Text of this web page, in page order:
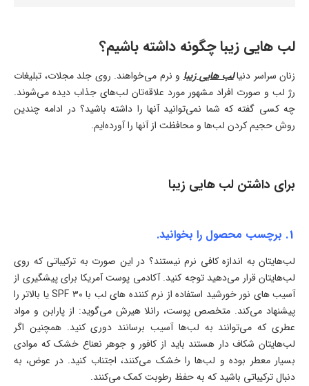
لب هایی زیبا چگونه داشته باشیم؟
زنان سراسر دنیالب هایی زیباو نرم می‌خواهند. روی جلد مجلات، تبلیغات
رژ لب و صورت افراد مشهور مورد علاقه‌تان لب‌های جذاب دیده می‌شوند.
چه کسی گفته که شما نمی‌توانید آنها را داشته باشید؟ در ادامه چندین
روش حجیم کردن لب‌ها و محافظت از آنها را آورده‌ایم.
برای داشتن لب هایی زیبا
۱. برچسب محصول را بخوانید.
لب‌هایتان به اندازه کافی نرم نیستند؟ در این صورت به ترکیباتی که روی
لب‌هایتان قرار می‌دهید توجه کنید. آکادمی پوست آمریکا برای پیشگیری از
آسیب‌ های نور خورشید استفاده از نرم کننده های لب با SPF ۳۰ یا بالاتر را
پیشنهاد می‌کند. متخصص پوست، رانلا هیرش می‌گوید: از پارابن و مواد
عطری که می‌توانند به لب‌ها آسیب برسانند دوری کنید. همچنین اگر
لب‌هایتان شکاف دار هستند باید از کافور و جوهر نعناع خشک که موادی
بسیار معطر بوده و لب‌ها را خشک می‌کنند، اجتناب کنید. در عوض، به
دنبال ترکیباتی باشید که به حفظ رطوبت کمک می‌کنند.